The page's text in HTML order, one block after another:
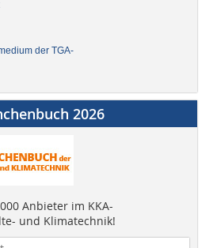
der TGA-
2026
Anbieter im KKA-
und Klimatechnik!